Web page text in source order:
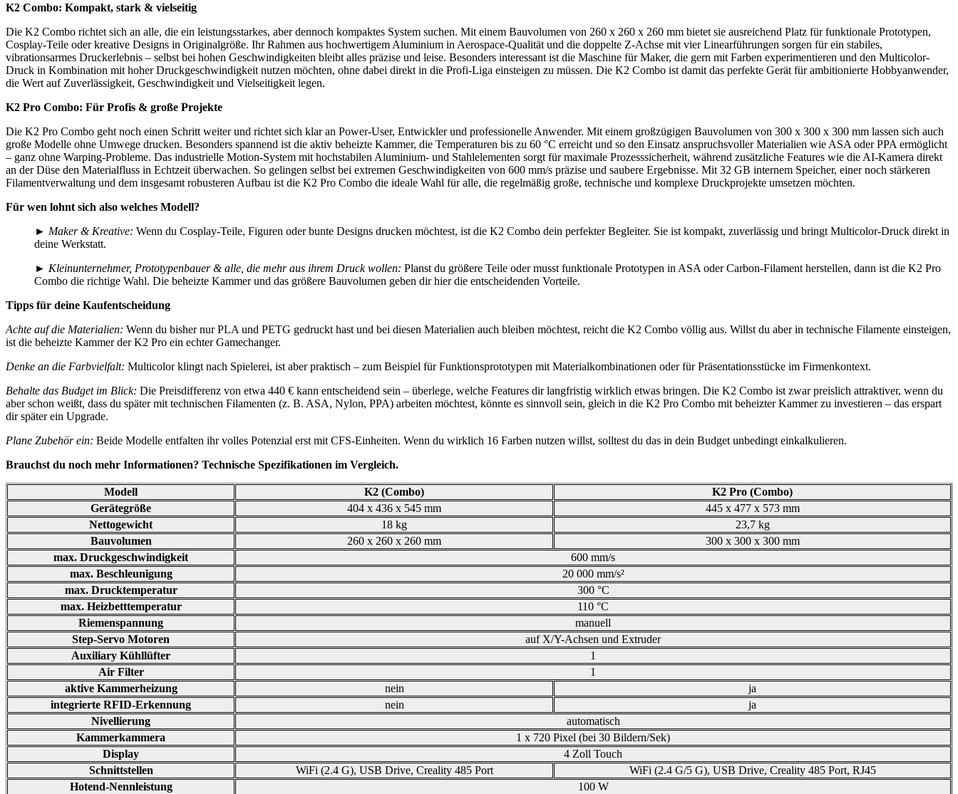
K2 Combo: Kompakt, stark & vielseitig
Die K2 Combo richtet sich an alle, die ein leistungsstarkes, aber dennoch kompaktes System suchen. Mit einem Bauvolumen von 260 x 260 x 260 mm bietet sie ausreichend Platz für funktionale Prototypen,
Cosplay-Teile oder kreative Designs in Originalgröße. Ihr Rahmen aus hochwertigem Aluminium in Aerospace-Qualität und die doppelte Z-Achse mit vier Linearführungen sorgen für ein stabiles,
vibrationsarmes Druckerlebnis – selbst bei hohen Geschwindigkeiten bleibt alles präzise und leise. Besonders interessant ist die Maschine für Maker, die gern mit Farben experimentieren und den Multicolor-
Druck in Kombination mit hoher Druckgeschwindigkeit nutzen möchten, ohne dabei direkt in die Profi-Liga einsteigen zu müssen. Die K2 Combo ist damit das perfekte Gerät für ambitionierte Hobbyanwender,
die Wert auf Zuverlässigkeit, Geschwindigkeit und Vielseitigkeit legen.
K2 Pro Combo: Für Profis & große Projekte
Die K2 Pro Combo geht noch einen Schritt weiter und richtet sich klar an Power-User, Entwickler und professionelle Anwender. Mit einem großzügigen Bauvolumen von 300 x 300 x 300 mm lassen sich auch
große Modelle ohne Umwege drucken. Besonders spannend ist die aktiv beheizte Kammer, die Temperaturen bis zu 60 °C erreicht und so den Einsatz anspruchsvoller Materialien wie ASA oder PPA ermöglicht
– ganz ohne Warping-Probleme. Das industrielle Motion-System mit hochstabilen Aluminium- und Stahlelementen sorgt für maximale Prozesssicherheit, während zusätzliche Features wie die AI-Kamera direkt
an der Düse den Materialfluss in Echtzeit überwachen. So gelingen selbst bei extremen Geschwindigkeiten von 600 mm/s präzise und saubere Ergebnisse. Mit 32 GB internem Speicher, einer noch stärkeren
Filamentverwaltung und dem insgesamt robusteren Aufbau ist die K2 Pro Combo die ideale Wahl für alle, die regelmäßig große, technische und komplexe Druckprojekte umsetzen möchten.
Für wen lohnt sich also welches Modell?
► Maker & Kreative: Wenn du Cosplay-Teile, Figuren oder bunte Designs drucken möchtest, ist die K2 Combo dein perfekter Begleiter. Sie ist kompakt, zuverlässig und bringt Multicolor-Druck direkt in
deine Werkstatt.
► Kleinunternehmer, Prototypenbauer & alle, die mehr aus ihrem Druck wollen: Planst du größere Teile oder musst funktionale Prototypen in ASA oder Carbon-Filament herstellen, dann ist die K2 Pro
Combo die richtige Wahl. Die beheizte Kammer und das größere Bauvolumen geben dir hier die entscheidenden Vorteile.
Tipps für deine Kaufentscheidung
Achte auf die Materialien: Wenn du bisher nur PLA und PETG gedruckt hast und bei diesen Materialien auch bleiben möchtest, reicht die K2 Combo völlig aus. Willst du aber in technische Filamente einsteigen,
ist die beheizte Kammer der K2 Pro ein echter Gamechanger.
Denke an die Farbvielfalt: Multicolor klingt nach Spielerei, ist aber praktisch – zum Beispiel für Funktionsprototypen mit Materialkombinationen oder für Präsentationsstücke im Firmenkontext.
Behalte das Budget im Blick: Die Preisdifferenz von etwa 440 € kann entscheidend sein – überlege, welche Features dir langfristig wirklich etwas bringen. Die K2 Combo ist zwar preislich attraktiver, wenn du
aber schon weißt, dass du später mit technischen Filamenten (z. B. ASA, Nylon, PPA) arbeiten möchtest, könnte es sinnvoll sein, gleich in die K2 Pro Combo mit beheizter Kammer zu investieren – das erspart
dir später ein Upgrade.
Plane Zubehör ein: Beide Modelle entfalten ihr volles Potenzial erst mit CFS-Einheiten. Wenn du wirklich 16 Farben nutzen willst, solltest du das in dein Budget unbedingt einkalkulieren.
Brauchst du noch mehr Informationen? Technische Spezifikationen im Vergleich.
Modell K2 (Combo)
K2 Pro (Combo)
Gerätegröße
404 x 436 x 545 mm
445 x 477 x 573 mm
Nettogewicht
18 kg
23,7 kg
Bauvolumen
260 x 260 x 260 mm
300 x 300 x 300 mm
max. Druckgeschwindigkeit
600 mm/s
max. Beschleunigung
20 000 mm/s²
max. Drucktemperatur
300 °C
max. Heizbetttemperatur
110 °C
Riemenspannung
manuell
Step-Servo Motoren
auf X/Y-Achsen und Extruder
Auxiliary Kühllüfter
1
Air Filter
1
aktive Kammerheizung
nein
ja
integrierte RFID-Erkennung
nein
ja
Nivellierung
automatisch
Kammerkammera
1 x 720 Pixel (bei 30 Bildern/Sek)
Display
4 Zoll Touch
Schnittstellen
WiFi (2.4 G), USB Drive, Creality 485 Port
WiFi (2.4 G/5 G), USB Drive, Creality 485 Port, RJ45
Hotend-Nennleistung
100 W